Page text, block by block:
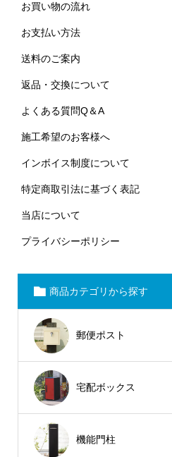
お買い物の流れ
お支払い方法
送料のご案内
返品・交換について
よくある質問Q＆A
施工希望のお客様へ
インボイス制度について
特定商取引法に基づく表記
当店について
プライバシーポリシー
商品カテゴリから探す
郵便ポスト
宅配ボックス
機能門柱